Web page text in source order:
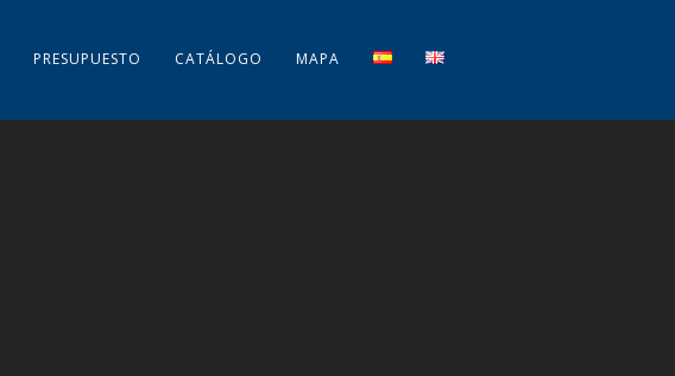
PRESUPUESTO CATÁLOGO MAPA